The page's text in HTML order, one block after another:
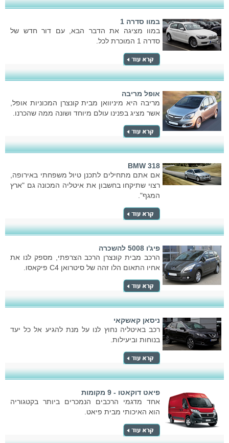
במוו סדרה 1
במוו מציגה את הדבר הבא, עם דור חדש של
סדרה 1 המוכרת לכל.
אופל מריבה
מריבה היא מיניוואן מבית קונצרן המכוניות אופל,
אשר מציג בפנינו עולם מיוחד ושונה ממה שהכרנו.
BMW 318
אם אתם מתחילים לתכנן טיול משפחתי באירופה,
רצוי שתיקחו בחשבון את איטליה המכונה גם "ארץ
המגף".
פיג'ו 5008 להשכרה
הרכב מבית קונצרן הרכב הצרפתי, מספק לנו את
אחיו התאום הלו זהה של סיטרואן C4 פיקאסו.
ניסאן קאשקאי
רכב באיטליה נחוץ לנו על מנת להגיע אל כל יעד
בנוחות וביעילות.
פיאט דוקאטו - 9 מקומות
אחד מדגמי הרכבים הנמכרים ביותר בקטגוריה
הוא האיכותי מבית פיאט.